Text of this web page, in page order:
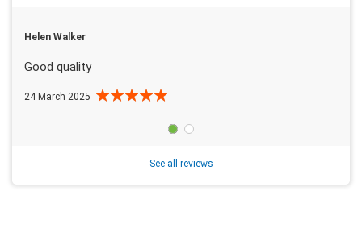
Helen Walker
Good quality
24 March 2025
See all reviews